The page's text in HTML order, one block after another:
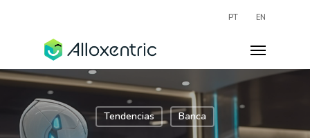
PT EN
Tendencias Banca